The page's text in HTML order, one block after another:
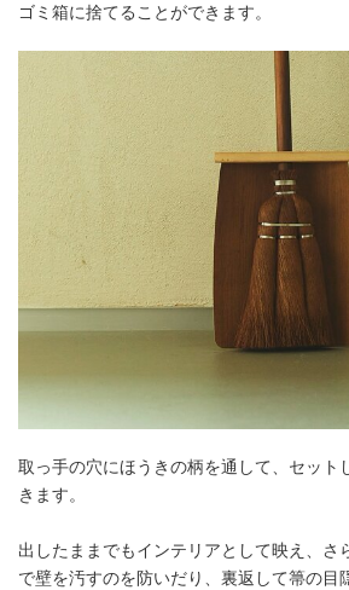
ゴミ箱に捨てることができます。
取っ手の穴にほうきの柄を通して、セット
きます。
出したままでもインテリアとして映え、さ
で壁を汚すのを防いだり、裏返して箒の目